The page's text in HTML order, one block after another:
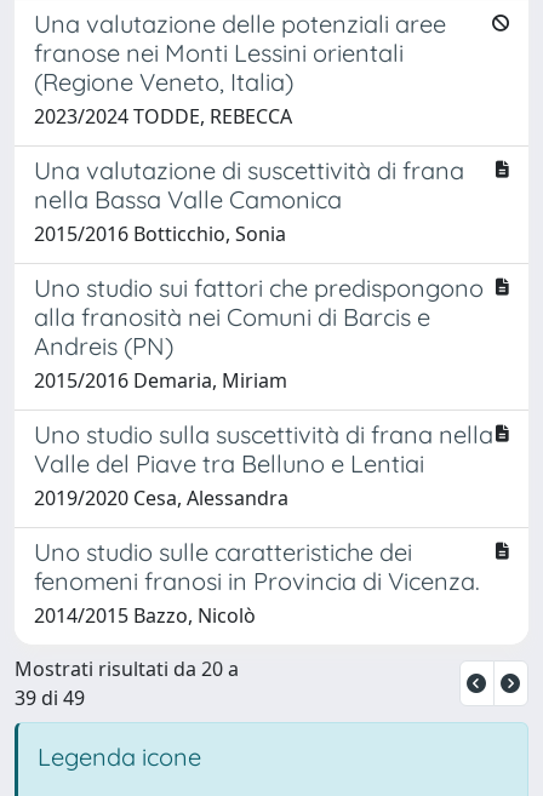
Una valutazione delle potenziali aree
franose nei Monti Lessini orientali
(Regione Veneto, Italia)
2023/2024 TODDE, REBECCA
Una valutazione di suscettività di frana
nella Bassa Valle Camonica
2015/2016 Botticchio, Sonia
Uno studio sui fattori che predispongono
alla franosità nei Comuni di Barcis e
Andreis (PN)
2015/2016 Demaria, Miriam
Uno studio sulla suscettività di frana nella
Valle del Piave tra Belluno e Lentiai
2019/2020 Cesa, Alessandra
Uno studio sulle caratteristiche dei
fenomeni franosi in Provincia di Vicenza.
2014/2015 Bazzo, Nicolò
Mostrati risultati da 20 a
39 di 49
Legenda icone